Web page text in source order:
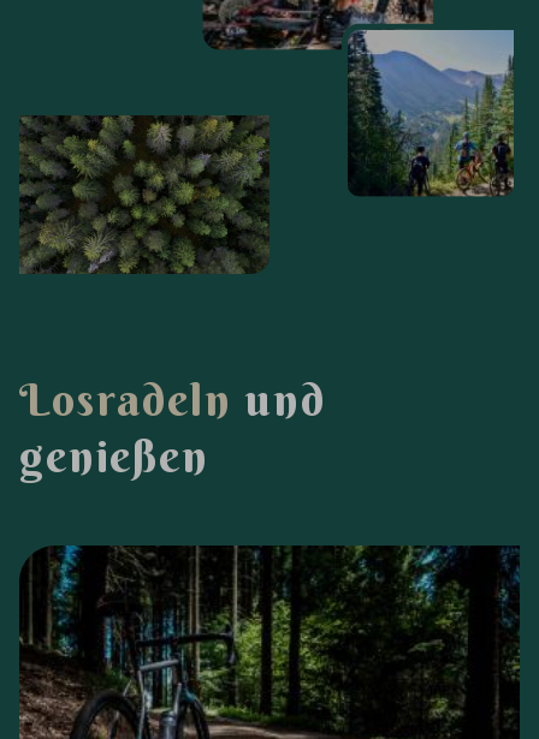
Losradeln und
genießen